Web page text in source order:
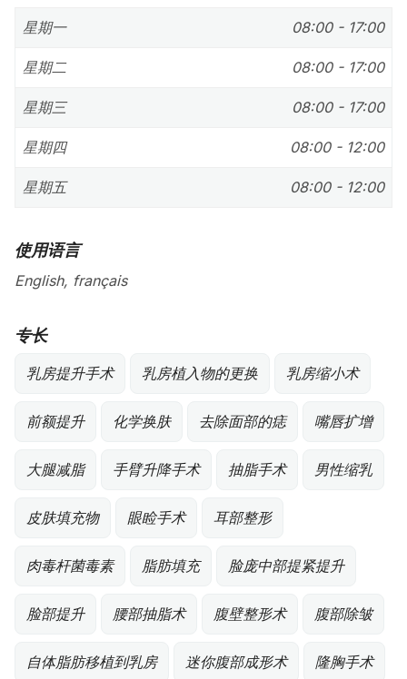
星期一 08:00 - 17:00
星期二 08:00 - 17:00
星期三 08:00 - 17:00
星期四 08:00 - 12:00
星期五 08:00 - 12:00
使用语言
English, français
专长
乳房提升手术 乳房植入物的更换 乳房缩小术
前额提升 化学换肤 去除面部的痣 嘴唇扩增
大腿减脂 手臂升降手术 抽脂手术 男性缩乳
皮肤填充物 眼睑手术 耳部整形
肉毒杆菌毒素 脂肪填充 脸庞中部提紧提升
脸部提升 腰部抽脂术 腹壁整形术 腹部除皱
自体脂肪移植到乳房 迷你腹部成形术 隆胸手术